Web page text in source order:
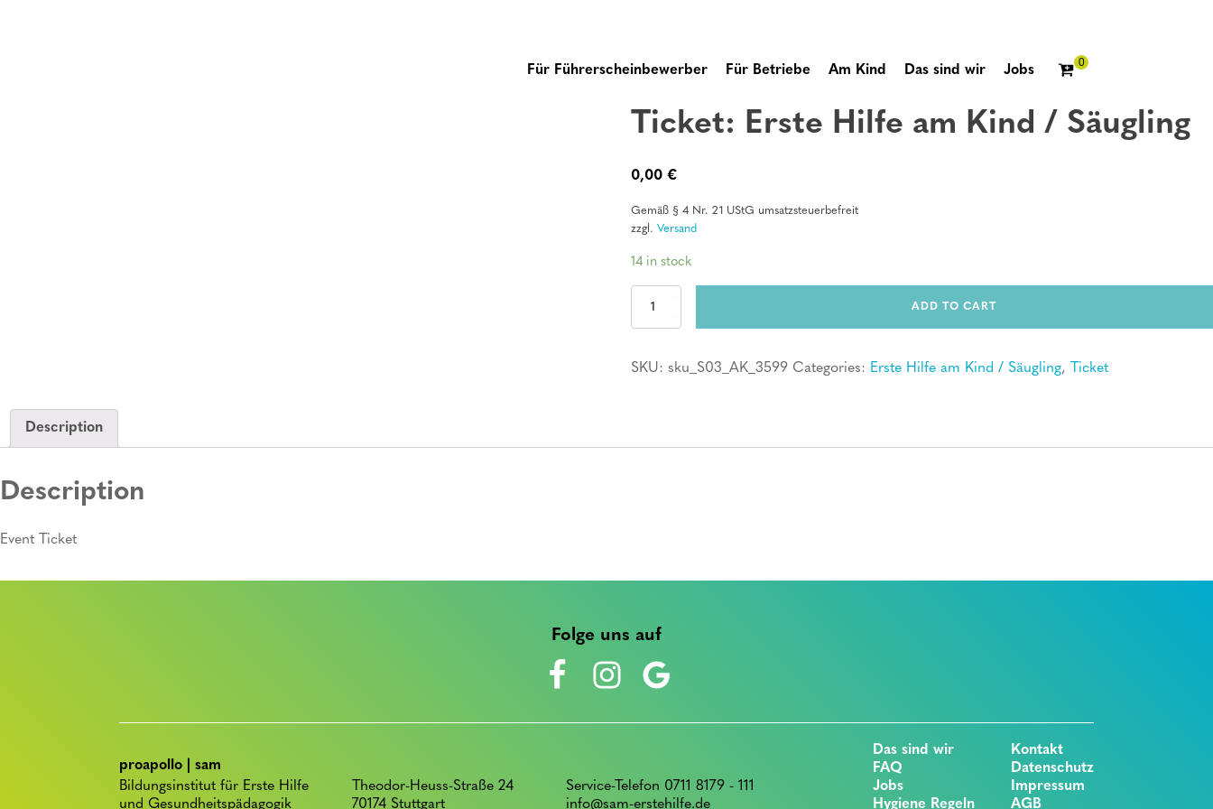
Für Führerscheinbewerber Für Betriebe Am Kind Das sind wir Jobs
Ticket: Erste Hilfe am Kind / Säugling
0,00 €
Gemäß § 4 Nr. 21 UStG umsatzsteuerbefreit
zzgl. Versand
14 in stock
Ticket:
Kind
ADD TO CART
SKU: sku_S03_AK_3599 Categories: Erste Hilfe am Kind / Säugling, Ticket
Description
Description
Event Ticket
Folge uns auf
proapollo | sam
Bildungsinstitut für Erste Hilfe
und Gesundheitspädagogik
Theodor-Heuss-Straße 24
70174 Stuttgart
Service-Telefon 0711 8179 - 111
info@sam-erstehilfe.de
Das sind wir
FAQ
Jobs
Hygiene Regeln
Kontakt
Datenschutz
Impressum
AGB